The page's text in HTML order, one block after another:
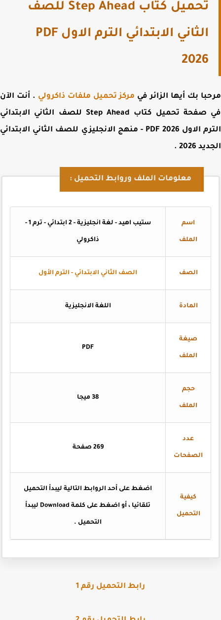
تحميل كتاب Step Ahead للصف
الثاني الابتدائي الترم الاول PDF
2026
بك أيها الزائر فيمركز تحميل ملفات ذاكرولي. أنت الآن
صفحة
تحميل كتاب Step Ahead للصف الثاني الابتدائي
الترم الاول PDF 2026 - منهج الانجليزي للصف الثاني الابتدائي
2026
.
معلومات الملف وروابط التحميل :
اسم
الملف
ستيب اهيد - لغة انجليزية - 2 ابتدائي - ترم 1 -
ذاكرولي
الصف الصف الثاني الابتدائي - الترم الأول
المادة اللغة الانجليزية
صيغة
الملف
PDF
حجم
الملف
عدد
الصفحات
269 صفحة
كيفية
التحميل
اضغط على أحد الروابط التالية ليبدأ التحميل
تلقائيا ، أو اضغط على كلمة Download ليبدأ
التحميل .
رابط التحميل رقم 1